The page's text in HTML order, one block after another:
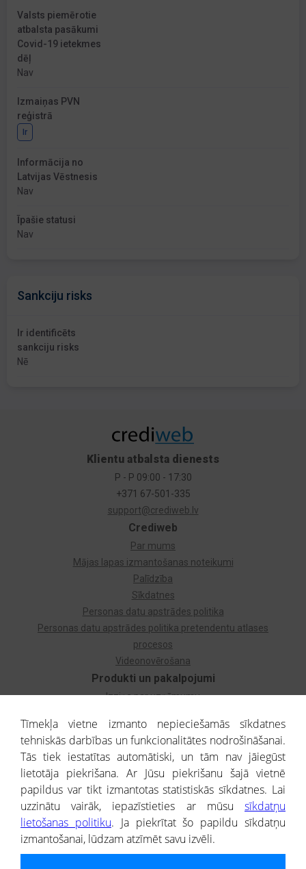
Valsts piemērotie
atbalsta pasākumi
Covid-19 ietekmes
dēļ
Nav
Izmaiņas PVN
reģistrā
Ir
Informācija no
Latvijas Vēstnesis
Nav
Īpašie statusi
Nav
Sankciju risks
Ir identificēts
sankciju risks
Nē
Produkti un pakalpojumi
Izziņa par uzņēmumu
Dzimtas koks
Uzņēmumu atlase
Monitorings
Kredītizziņa par ārvalstu uzņēmumiem
Crediweb
Par mums
Mājas lapas izmantošanas noteikumi
Palīdzība
Sīkdatnes
Personas datu apstrādes politika
Personas datu apstrādes politika pretendentu atlases
procesos
Videonovērošana
Klientu atbalsta dienests
P - P 09:00 - 17:30
+371 67-501-335
support@crediweb.lv
® CREDITREFORM Latvija
SIA
Tīmekļa vietne izmanto nepieciešamās sīkdatnes
tehniskās darbības un funkcionalitātes nodrošināšanai.
Tās tiek iestatītas automātiski, un tām nav jāiegūst
lietotāja piekrišana. Ar Jūsu piekrišanu šajā vietnē
papildus var tikt izmantotas statistiskās sīkdatnes. Lai
uzzinātu vairāk, iepazīstieties ar mūsu sīkdatņu
lietošanas politiku. Ja piekrītat šo papildu sīkdatņu
izmantošanai, lūdzam atzīmēt savu izvēli.